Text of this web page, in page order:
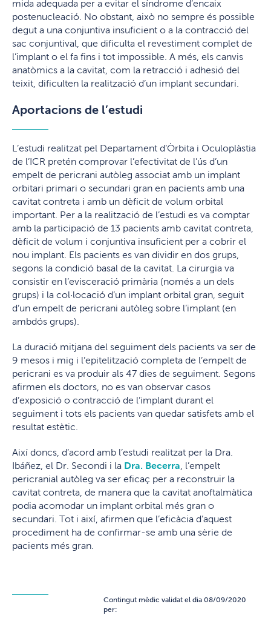
mida adequada per a evitar el síndrome d’encaix
postenucleació. No obstant, això no sempre és possible
degut a una conjuntiva insuficient o a la contracció del
sac conjuntival, que dificulta el revestiment complet de
l’implant o el fa fins i tot impossible. A més, els canvis
anatòmics a la cavitat, com la retracció i adhesió del
teixit, dificulten la realització d’un implant secundari.
Aportacions de l’estudi
L’estudi realitzat pel Departament d’Òrbita i Oculoplàstia
de l’ICR pretén comprovar l’efectivitat de l’ús d’un
empelt de pericrani autòleg associat amb un implant
orbitari primari o secundari gran en pacients amb una
cavitat contreta i amb un dèficit de volum orbital
important. Per a la realització de l’estudi es va comptar
amb la participació de 13 pacients amb cavitat contreta,
dèficit de volum i conjuntiva insuficient per a cobrir el
nou implant. Els pacients es van dividir en dos grups,
segons la condició basal de la cavitat. La cirurgia va
consistir en l’evisceració primària (només a un dels
grups) i la col·locació d’un implant orbital gran, seguit
d’un empelt de pericrani autòleg sobre l’implant (en
ambdós grups).
La duració mitjana del seguiment dels pacients va ser de
9 mesos i mig i l’epitelització completa de l’empelt de
pericrani es va produir als 47 dies de seguiment. Segons
afirmen els doctors, no es van observar casos
d’exposició o contracció de l’implant durant el
seguiment i tots els pacients van quedar satisfets amb el
resultat estètic.
Així doncs, d’acord amb l’estudi realitzat per la Dra.
Ibáñez, el Dr. Secondi i la Dra. Becerra , l’empelt
pericranial autòleg va ser eficaç per a reconstruir la
cavitat contreta, de manera que la cavitat anoftalmàtica
podia acomodar un implant orbital més gran o
secundari. Tot i així, afirmen que l’eficàcia d’aquest
procediment ha de confirmar-se amb una sèrie de
pacients més gran.
Contingut mèdic validat el dia 08/09/2020
per: